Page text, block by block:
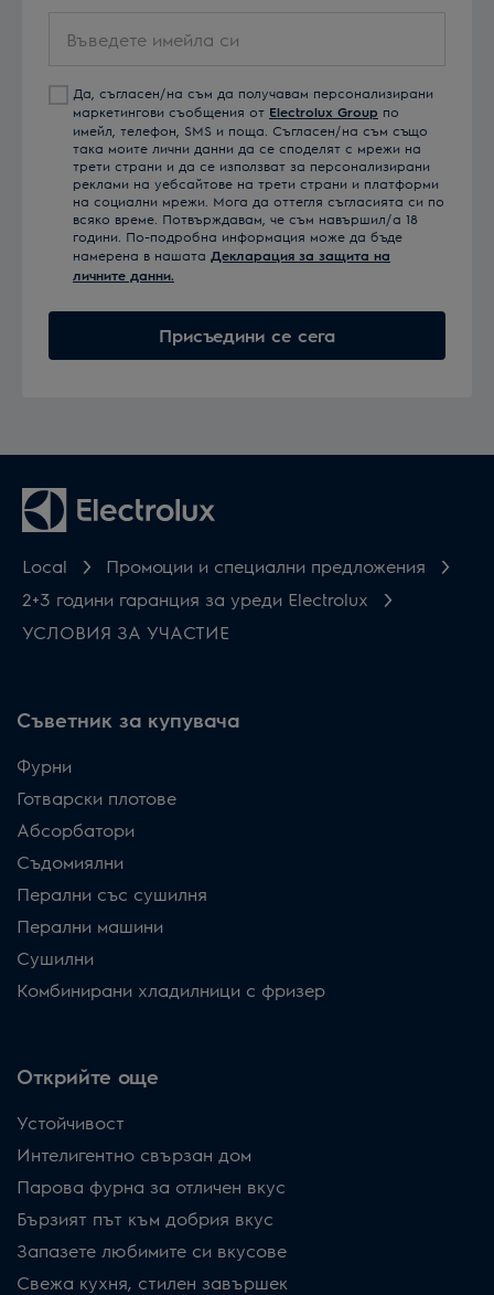
имейла
Да, съгласен/на съм да получавам персонализирани
маркетингови съобщения от Electrolux Group по
имейл, телефон, SMS и поща. Съгласен/на съм също
така моите лични данни да се споделят с мрежи на
трети страни и да се използват за персонализирани
реклами на уебсайтове на трети страни и платформи
на социални мрежи. Мога да оттегля съгласията си по
всяко време. Потвърждавам, че съм навършил/а 18
години. По-подробна информация може да бъде
намерена в нашата Декларация за защита на
личните данни.
Присъедини се сега
Local
Промоции и специални предложения
2+3 години гаранция за уреди Electrolux
УСЛОВИЯ ЗА УЧАСТИЕ
Съветник за купувача
Фурни
Готварски плотове
Абсорбатори
Съдомиялни
Перални със сушилня
Перални машини
Сушилни
Комбинирани хладилници с фризер
Открийте още
Устойчивост
Интелигентно свързан дом
Парова фурна за отличен вкус
Бързият път към добрия вкус
Запазете любимите си вкусове
Свежа кухня, стилен завършек